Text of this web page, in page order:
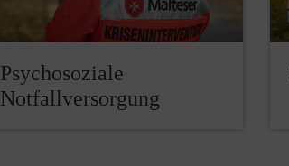
Psychosoziale
Notfallversorgung